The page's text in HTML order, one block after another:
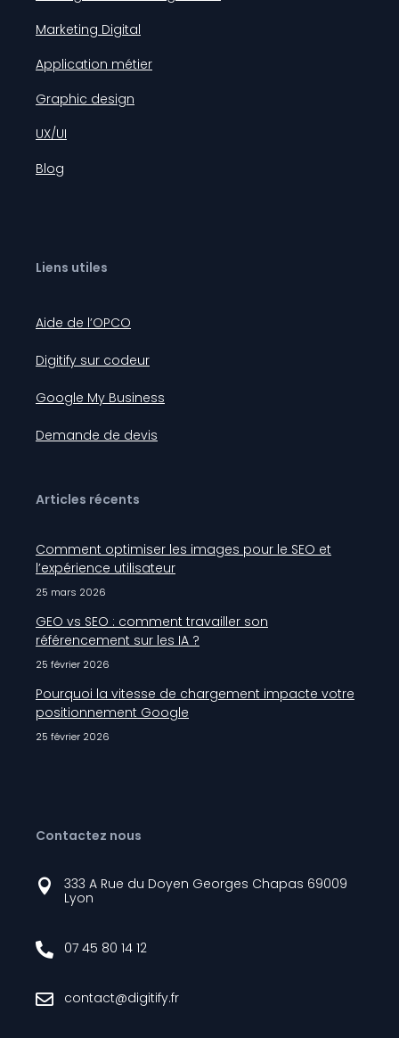
Marketing Digital
Application métier
Graphic design
UX/UI
Blog
Liens utiles
Aide de l’OPCO
Digitify sur codeur
Google My Business
Demande de devis
Articles récents
Comment optimiser les images pour le SEO et
l’expérience utilisateur
25 mars 2026
GEO vs SEO : comment travailler son
référencement sur les IA ?
25 février 2026
Pourquoi la vitesse de chargement impacte votre
positionnement Google
25 février 2026
Contactez nous

333 A Rue du Doyen Georges Chapas 69009
Lyon
 07 45 80 14 12
 contact@digitify.fr